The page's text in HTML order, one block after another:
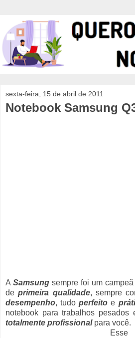
sexta-feira, 15 de abril de 2011
Notebook Samsung
A Samsung sempre foi um
deprimeira qualidade, sempre
desempenho, tudoperfeito e
notebook para trabalhos pesados
totalmente profissional para você.